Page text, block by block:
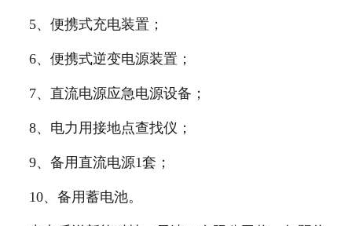
5、便携式充电装置；
6、便携式逆变电源装置；
7、直流电源应急电源设备；
8、电力用接地点查找仪；
9、备用直流电源1套；
10、备用蓄电池。